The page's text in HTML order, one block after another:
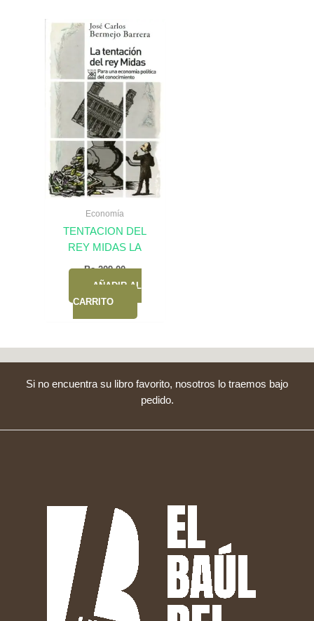
Economía
TENTACION DEL
REY MIDAS LA
Bs.209,00
AÑADIR AL
CARRITO
Si no encuentra su libro favorito, nosotros lo traemos bajo
pedido.